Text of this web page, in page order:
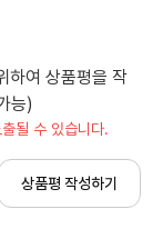
하여 상품평을 작
능)
될 수 있습니다.
상품평 작성하기